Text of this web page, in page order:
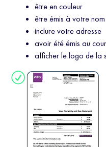
être en couleur
être émis à votre nom
inclure votre adresse
avoir été émis au
afficher le logo de la